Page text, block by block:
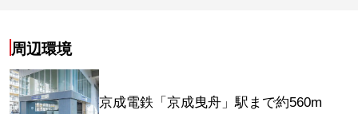
周辺環境
京成電鉄「京成曳舟」駅まで約560m